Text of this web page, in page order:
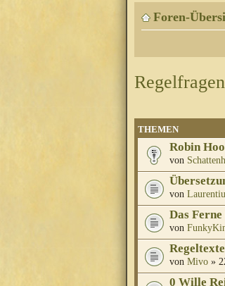
Foren-
THEMEN
Robin
von
von
Das
von
von Mivo »
0 Wille